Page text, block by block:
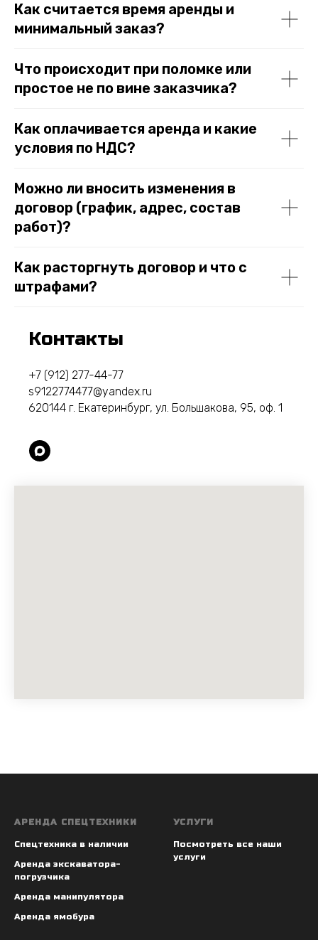
Как считается время аренды и
минимальный заказ?
Что происходит при поломке или
простое не по вине заказчика?
Как оплачивается аренда и какие
условия по НДС?
Можно ли вносить изменения в
договор (график, адрес, состав
работ)?
Как расторгнуть договор и что с
штрафами?
Контакты
+7 (912) 277-44-77
s9122774477@yandex.ru
620144 г. Екатеринбург, ул. Большакова, 95, оф. 1
АРЕНДА СПЕЦТЕХНИКИ
Спецтехника в наличии
Аренда экскаватора-
погрузчика
Аренда манипулятора
Аренда ямобура
УСЛУГИ
Посмотреть все наши
услуги